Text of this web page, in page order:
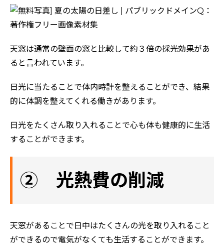
天窓は通常の壁面の窓と比較して約３倍の採光効果があ
ると言われています。
日光に当たることで体内時計を整えることができ、結果
的に体調を整えてくれる働きがあります。
日光をたくさん取り入れることで心も体も健康的に生活
することができます。
② 光熱費の削減
天窓があることで日中はたくさんの光を取り入れること
ができるので電気がなくても生活することができます。